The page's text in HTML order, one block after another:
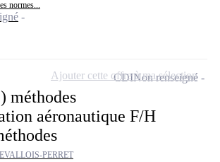
normes...
méthodes
aéronautique F/H
PERRET
CDINon renseigné
Ajouter cette offre à ma sélection